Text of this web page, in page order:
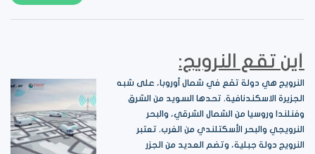
أين تقع النرويج:
النرويج هي دولة تقع في شمال أوروبا، على شبه
الجزيرة الاسكندنافية. تحدها السويد من الشرق
وفنلندا وروسيا من الشمال الشرقي، والبحر
النرويجي والبحر الأسكتلندي من الغرب. تعتبر
النرويج دولة جبلية، وتضم العديد من الجزر